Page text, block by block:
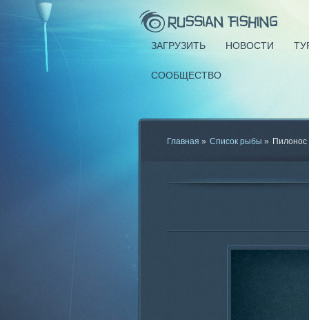
ЗАГРУЗИТЬ НОВОСТИ
СООБЩЕСТВО
Главная » Список рыбы » Пилонос